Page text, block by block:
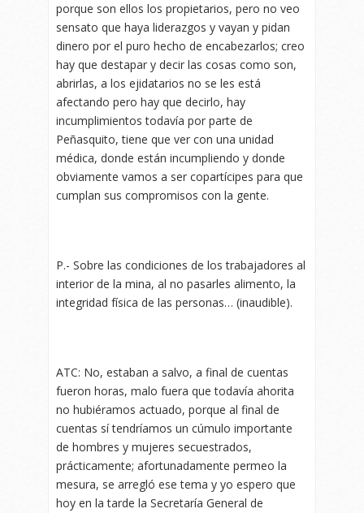
porque son ellos los propietarios, pero no veo
sensato que haya liderazgos y vayan y pidan
dinero por el puro hecho de encabezarlos; creo
hay que destapar y decir las cosas como son,
abrirlas, a los ejidatarios no se les está
afectando pero hay que decirlo, hay
incumplimientos todavía por parte de
Peñasquito, tiene que ver con una unidad
médica, donde están incumpliendo y donde
obviamente vamos a ser copartícipes para que
cumplan sus compromisos con la gente.
P.- Sobre las condiciones de los trabajadores al
interior de la mina, al no pasarles alimento, la
integridad física de las personas… (inaudible).
ATC: No, estaban a salvo, a final de cuentas
fueron horas, malo fuera que todavía ahorita
no hubiéramos actuado, porque al final de
cuentas sí tendríamos un cúmulo importante
de hombres y mujeres secuestrados,
prácticamente; afortunadamente permeo la
mesura, se arregló ese tema y yo espero que
hoy en la tarde la Secretaría General de